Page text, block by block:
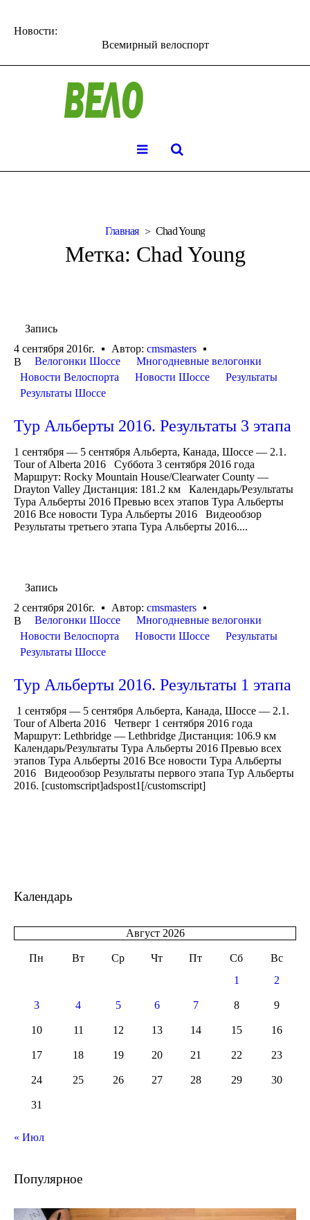
Новости:
Всемирный велоспорт
Главная Chad Young
Метка: Chad Young
Запись
4 сентября 2016г.
Автор: cmsmasters
В
Велогонки Шоссе
Многодневные велогонки
Новости Велоспорта
Новости Шоссе
Результаты
Результаты Шоссе
Тур Альберты 2016. Результаты 3 этапа
1 сентября — 5 сентября Альберта, Канада, Шоссе — 2.1.
Tour of Alberta 2016 Суббота 3 сентября 2016 года
Маршрут: Rocky Mountain House/Clearwater County —
Drayton Valley Дистанция: 181.2 км Календарь/Результаты
Тура Альберты 2016 Превью всех этапов Тура Альберты
2016 Все новости Тура Альберты 2016 Видеообзор
Результаты третьего этапа Тура Альберты 2016....
Запись
2 сентября 2016г.
Автор: cmsmasters
В
Велогонки Шоссе
Многодневные велогонки
Новости Велоспорта
Новости Шоссе
Результаты
Результаты Шоссе
Тур Альберты 2016. Результаты 1 этапа
1 сентября — 5 сентября Альберта, Канада, Шоссе — 2.1.
Tour of Alberta 2016 Четверг 1 сентября 2016 года
Маршрут: Lethbridge — Lethbridge Дистанция: 106.9 км
Календарь/Результаты Тура Альберты 2016 Превью всех
этапов Тура Альберты 2016 Все новости Тура Альберты
2016 Видеообзор Результаты первого этапа Тур Альберты
2016. [customscript]adspost1[/customscript]
Календарь
Август 2026
Пн Вт Ср Чт Пт Сб
Вс
1
2
3 4 5 6 7 8 9
10 11 12 13 14 15 16
17 18 19 20 21 22 23
24 25 26 27 28 29 30
31
« Июл
Популярное